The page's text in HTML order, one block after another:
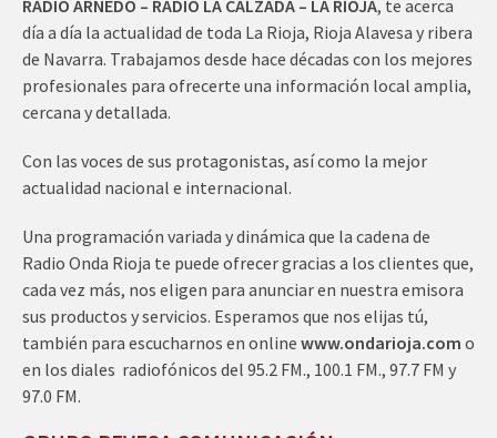
RADIO ARNEDO – RADIO LA CALZADA – LA RIOJA, te acerca
día a día la actualidad de toda La Rioja, Rioja Alavesa y ribera
de Navarra. Trabajamos desde hace décadas con los mejores
profesionales para ofrecerte una información local amplia,
cercana y detallada.
Con las voces de sus protagonistas, así como la mejor
actualidad nacional e internacional.
Una programación variada y dinámica que la cadena de
Radio Onda Rioja te puede ofrecer gracias a los clientes que,
cada vez más, nos eligen para anunciar en nuestra emisora
sus productos y servicios. Esperamos que nos elijas tú,
también para escucharnos en online www.ondarioja.com o
en los diales radiofónicos del 95.2 FM., 100.1 FM., 97.7 FM y
97.0 FM.